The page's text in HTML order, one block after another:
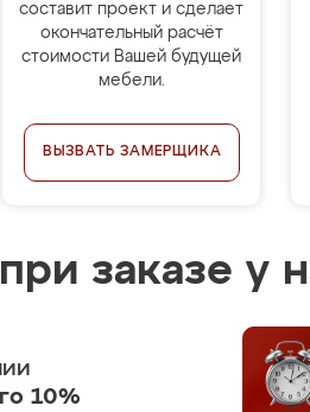
составит проект и сделает
окончательный расчёт
стоимости Вашей будущей
мебели.
ВЫЗВАТЬ ЗАМЕРЩИКА
заказе у
10%